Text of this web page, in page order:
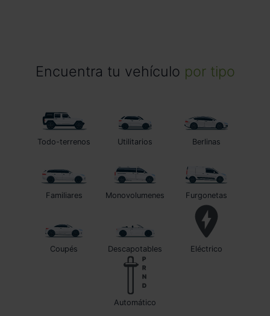
Encuentra tu vehículo por tipo
Todo-terrenos Utilitarios Berlinas
Familiares Monovolumenes Furgonetas
Coupés Descapotables Eléctrico
automático